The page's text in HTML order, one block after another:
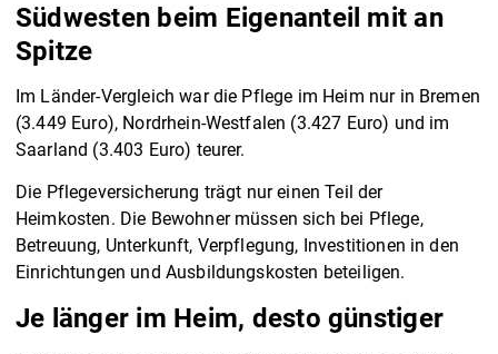
Südwesten beim Eigenanteil mit an
Spitze
Im Länder-Vergleich war die Pflege im Heim nur in Bremen
(3.449 Euro), Nordrhein-Westfalen (3.427 Euro) und im
Saarland (3.403 Euro) teurer.
Die Pflegeversicherung trägt nur einen Teil der
Heimkosten. Die Bewohner müssen sich bei Pflege,
Betreuung, Unterkunft, Verpflegung, Investitionen in den
Einrichtungen und Ausbildungskosten beteiligen.
Je länger im Heim, desto günstiger